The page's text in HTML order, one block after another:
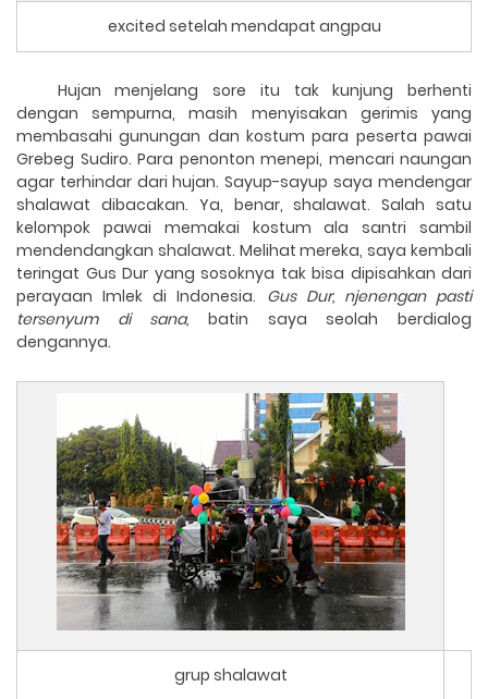
excited setelah mendapat angpau
Hujan menjelang sore itu tak kunjung berhenti
dengan sempurna, masih menyisakan gerimis yang
membasahi gunungan dan kostum para peserta pawai
Grebeg Sudiro. Para penonton menepi, mencari naungan
agar terhindar dari hujan. Sayup-sayup saya mendengar
shalawat dibacakan. Ya, benar, shalawat. Salah satu
kelompok pawai memakai kostum ala santri sambil
mendendangkan shalawat. Melihat mereka, saya kembali
teringat Gus Dur yang sosoknya tak bisa dipisahkan dari
perayaan Imlek di Indonesia. Gus Dur, njenengan pasti
tersenyum di sana, batin saya seolah berdialog
dengannya.
grup shalawat